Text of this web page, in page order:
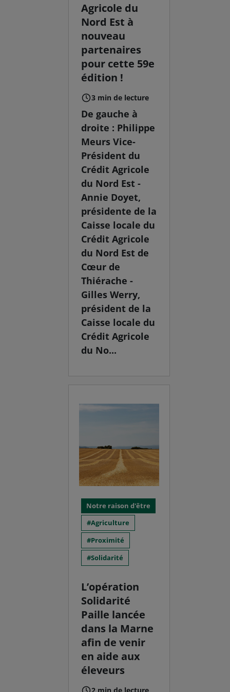
Agricole du
Nord Est à
nouveau
partenaires
pour cette 59e
édition !
3 min de lecture
De gauche à
droite : Philippe
Meurs Vice-
Président du
Crédit Agricole
du Nord Est -
Annie Doyet,
présidente de la
Caisse locale du
Crédit Agricole
du Nord Est de
Cœur de
Thiérache -
Gilles Werry,
président de la
Caisse locale du
Crédit Agricole
du No...
Notre raison d'être
Agriculture
Proximité
Solidarité
L’opération
Solidarité
Paille lancée
dans la Marne
afin de venir
en aide aux
éleveurs
2 min de lecture